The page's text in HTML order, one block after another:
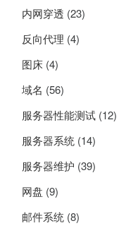
内网穿透 (23)
反向代理 (4)
图床 (4)
域名 (56)
服务器性能测试 (12)
服务器系统 (14)
服务器维护 (39)
网盘 (9)
邮件系统 (8)